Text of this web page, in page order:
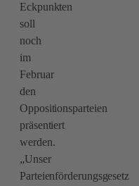
Eckpunkten
soll
noch
im
Februar
den
Oppositionsparteien
präsentiert
werden.
„Unser
Parteienförderungsgesetz